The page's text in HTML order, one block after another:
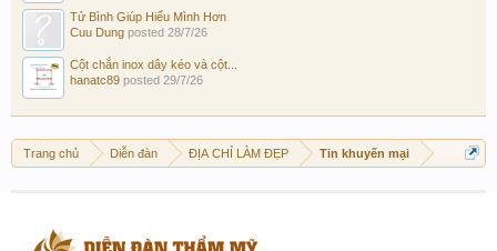
Tử Bình Giúp Hiểu Mình Hơn
Cuu Dung posted 28/7/26
Cột chắn inox dây kéo và cột...
hanatc89 posted 29/7/26
Trang chủ Diễn đàn ĐỊA CHỈ LÀM ĐẸP Tin khuyến mại